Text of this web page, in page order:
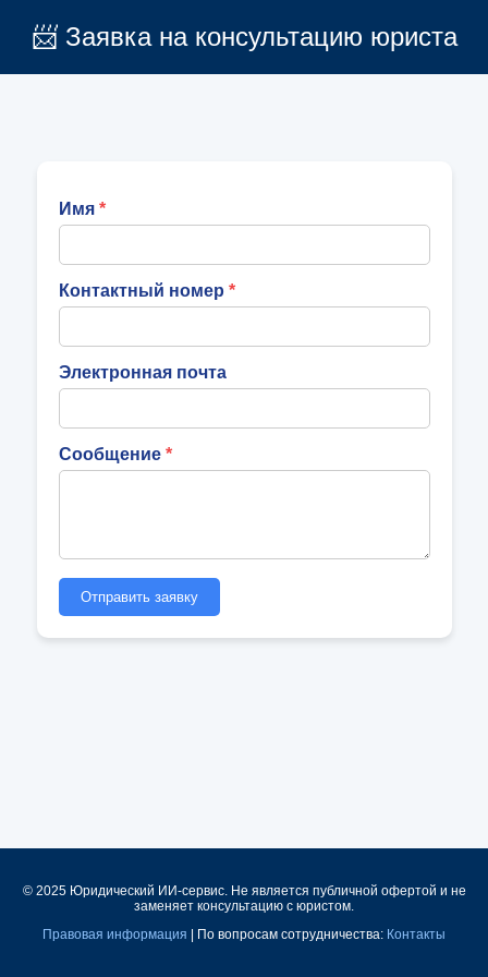
📨 Заявка на консультацию юриста
Имя
Контактный номер
Электронная почта
Сообщение
Отправить заявку
© 2025 Юридический ИИ-сервис. Не является публичной офертой и не
заменяет консультацию с юристом.
Правовая информация | По вопросам сотрудничества: Контакты